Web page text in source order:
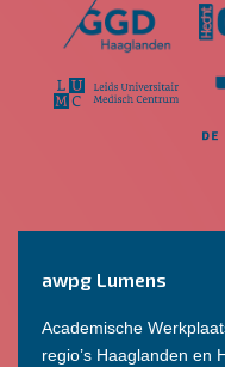
awpg Lumens
Academische
regio’s Haaglanden en